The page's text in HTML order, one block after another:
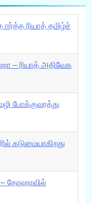
ரியாத் தமிழ்ச்
– ரியாத் அதிவேக
போக்குவரத்து
கடுமையாகிறது
– தோஹாவில்